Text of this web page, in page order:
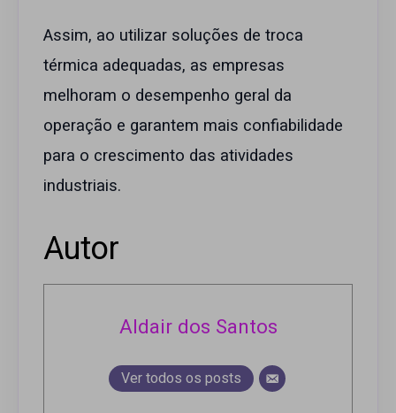
Assim, ao utilizar soluções de troca
térmica adequadas, as empresas
melhoram o desempenho geral da
operação e garantem mais confiabilidade
para o crescimento das atividades
industriais.
Autor
Aldair dos Santos
Ver todos os posts